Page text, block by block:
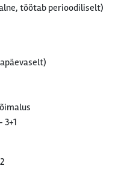
töötab perioodiliselt)